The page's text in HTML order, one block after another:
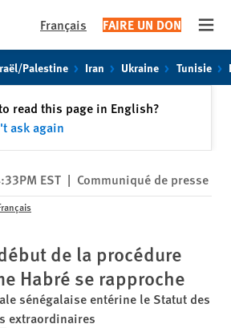
Français FAIRE UN DON
Palestine Iran Ukraine Tunisie
read this page in English?
ask again
EST | Communiqué de presse
de la procédure
Habré se rapproche
sénégalaise entérine le Statut des
extraordinaires